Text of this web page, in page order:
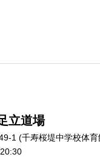
立道場
1 (千寿桜堤中学校体育